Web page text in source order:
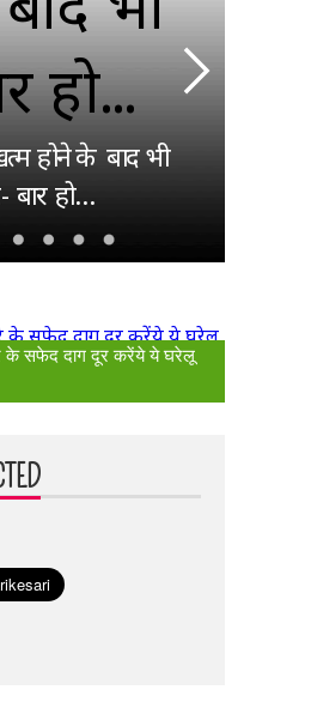
होने के बाद भी
बार हो...
के सफेद दाग दूर करेंये ये घरेलू